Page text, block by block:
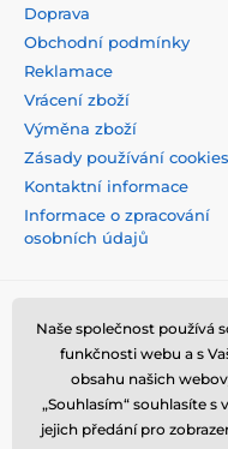
Doprava
Obchodní podmínky
Reklamace
Vrácení zboží
Výměna zboží
Zásady používání cookies
Kontaktní informace
Informace o zpracování
osobních údajů
Naše společnost používá
funkčnosti webu a s
obsahu našich
„Souhlasím“ souhlasíte s
jejich předání pro